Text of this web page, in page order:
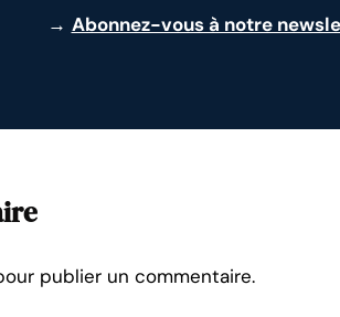
→ Abonnez-vous à notre
publier un commentaire.